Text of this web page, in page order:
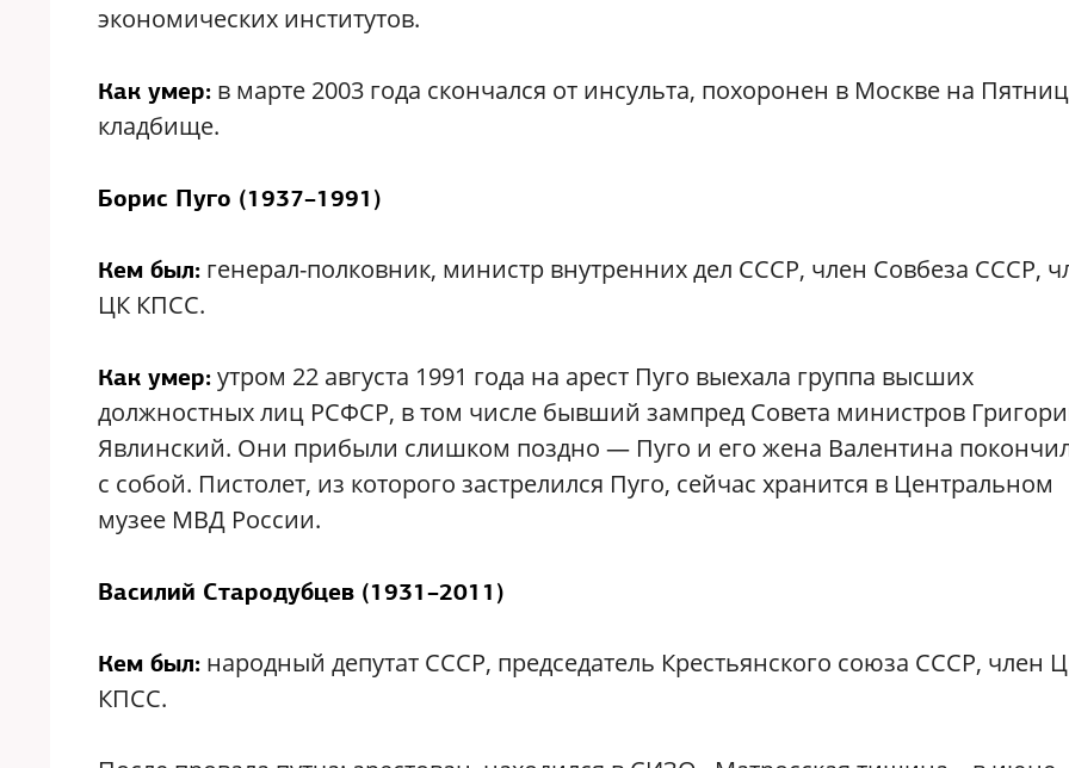
экономических институтов.
Как умер: в марте 2003 года скончался от инсульта, похоронен в Москве на
кладбище.
Борис Пуго (1937–1991)
Кем был: генерал-полковник, министр внутренних дел СССР, член Совбеза СССР,
ЦК КПСС.
Как умер:утром 22 августа 1991 года на арест Пуго выехала группа высших
должностных лиц РСФСР, в том числе бывший зампред Совета министров
Явлинский. Они прибыли слишком поздно — Пуго и его жена Валентина
с собой. Пистолет, из которого застрелился Пуго, сейчас хранится в Центральном
музее МВД России.
Василий Стародубцев (1931–2011)
Кем был: народный депутат СССР, председатель Крестьянского союза СССР, член
КПСС.